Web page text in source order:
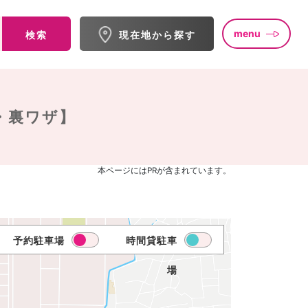
検索 現在地から探す menu
ワザ】
本ページにはPRが含まれています。
予約駐車場 時間貸駐車
場